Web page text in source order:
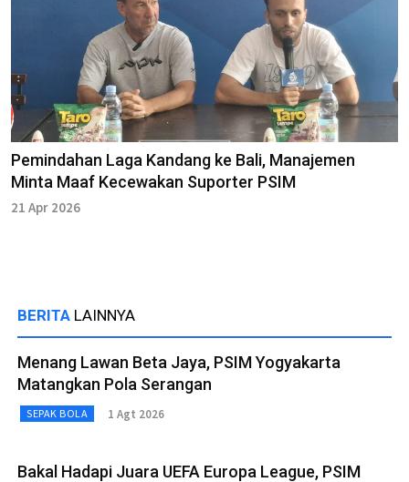
Pemindahan Laga Kandang ke Bali, Manajemen
Minta Maaf Kecewakan Suporter PSIM
21 Apr 2026
BERITA LAINNYA
Menang Lawan Beta Jaya, PSIM Yogyakarta
Matangkan Pola Serangan
SEPAK BOLA 1 Agt 2026
Bakal Hadapi Juara UEFA Europa League, PSIM